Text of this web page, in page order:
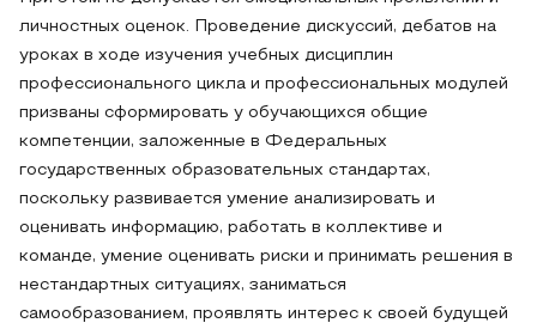
личностных оценок. Проведение дискуссий, дебатов на
уроках в ходе изучения учебных дисциплин
профессионального цикла и профессиональных модулей
призваны сформировать у обучающихся общие
компетенции, заложенные в Федеральных
государственных образовательных стандартах,
поскольку развивается умение анализировать и
оценивать информацию, работать в коллективе и
команде, умение оценивать риски и принимать решения в
нестандартных ситуациях, заниматься
самообразованием, проявлять интерес к своей будущей